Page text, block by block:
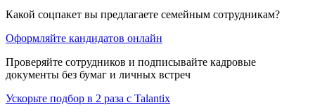
Какой соцпакет вы предлагаете семейным сотрудникам?
Оформляйте кандидатов онлайн
Проверяйте сотрудников и подписывайте кадровые
документы без бумаг и личных встреч
Ускорьте подбор в 2 раза с Talantix